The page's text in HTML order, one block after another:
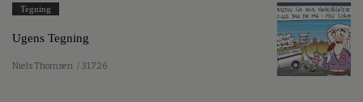
Tegning
Ugens Tegning
Niels Thomsen / 31.7.26